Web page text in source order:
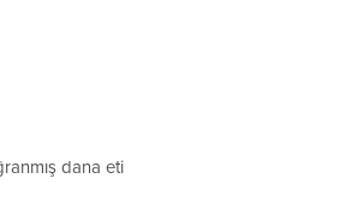
dana eti